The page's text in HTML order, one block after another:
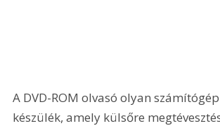
A DVD-ROM olvasó olyan
készülék, amely külsőre